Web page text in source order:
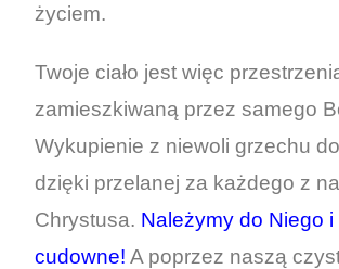
życiem.
Twoje ciało jest więc
zamieszkiwaną przez samego
Wykupienie z niewoli grzechu
dzięki przelanej za każdego z
Chrystusa. Należymy do Niego i
cudowne! A poprzez naszą